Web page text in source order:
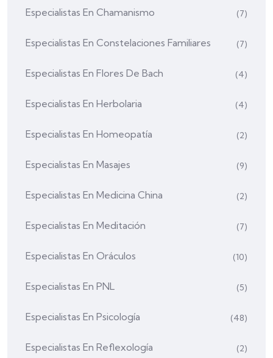
Especialistas En Chamanismo (7)
Especialistas En Constelaciones Familiares (7)
Especialistas En Flores De Bach (4)
Especialistas En Herbolaria (4)
Especialistas En Homeopatía (2)
Especialistas En Masajes (9)
Especialistas En Medicina China (2)
Especialistas En Meditación (7)
Especialistas En Oráculos (10)
Especialistas En PNL (5)
Especialistas En Psicología (48)
Especialistas En Reflexología (2)